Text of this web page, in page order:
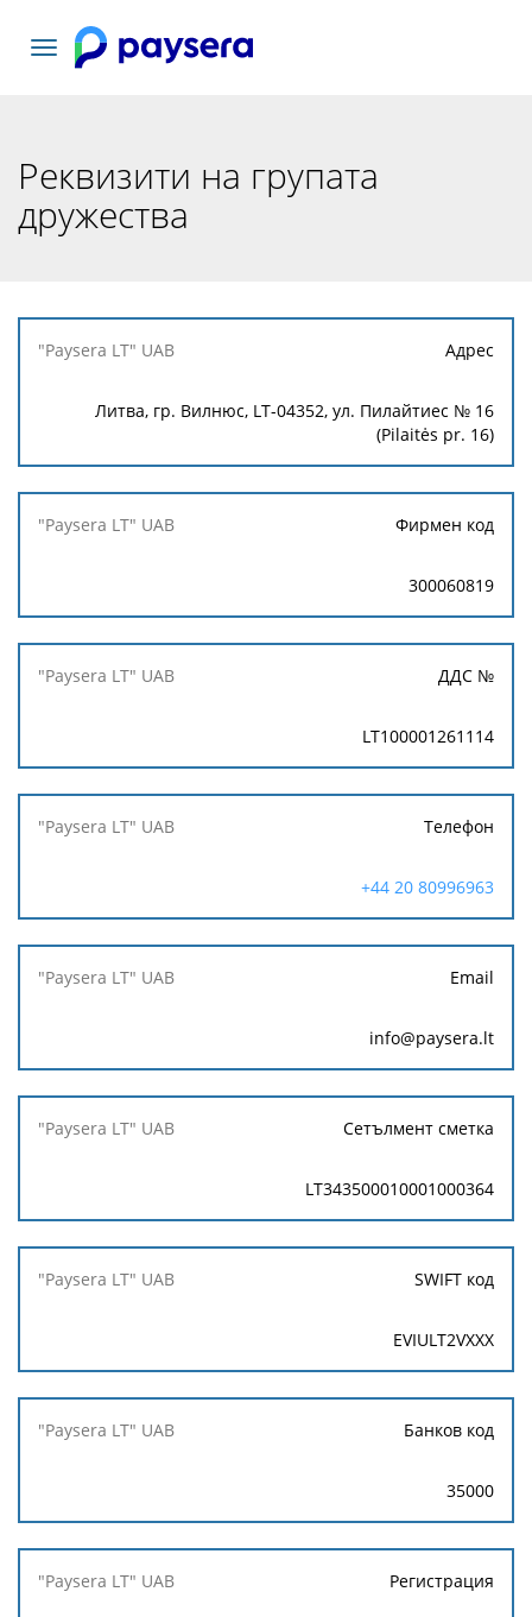
Включване
Реквизити на групата
дружества
"Paysera
Адрес
Литва, гр. Вилнюс, LT-04352, ул. Пилайтиес № 16
(Pilaitės pr. 16)
Фирмен код
300060819
ДДС №
LT100001261114
Телефон
+44 20 80996963
Email
info@paysera.lt
Сетълмент сметка
LT343500010001000364
SWIFT код
EVIULT2VXXX
Банков код
35000
Регистрация